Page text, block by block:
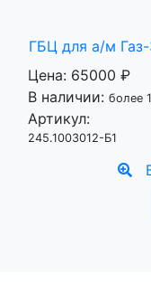
ГБЦ для а/м
Цена: 65000 ₽
В наличии: более
Артикул:
245.1003012-Б1